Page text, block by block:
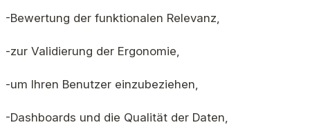
-Bewertung der funktionalen Relevanz,
-zur Validierung der Ergonomie,
-um Ihren Benutzer einzubeziehen,
-Dashboards und die Qualität der Daten,